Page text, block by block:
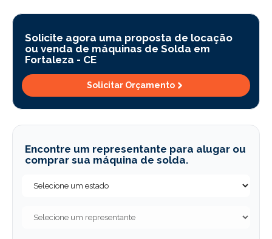
Solicite agora uma proposta de locação
ou venda de máquinas de Solda em
Fortaleza - CE
Solicitar Orçamento
Encontre um representante para alugar ou
comprar sua máquina de solda.